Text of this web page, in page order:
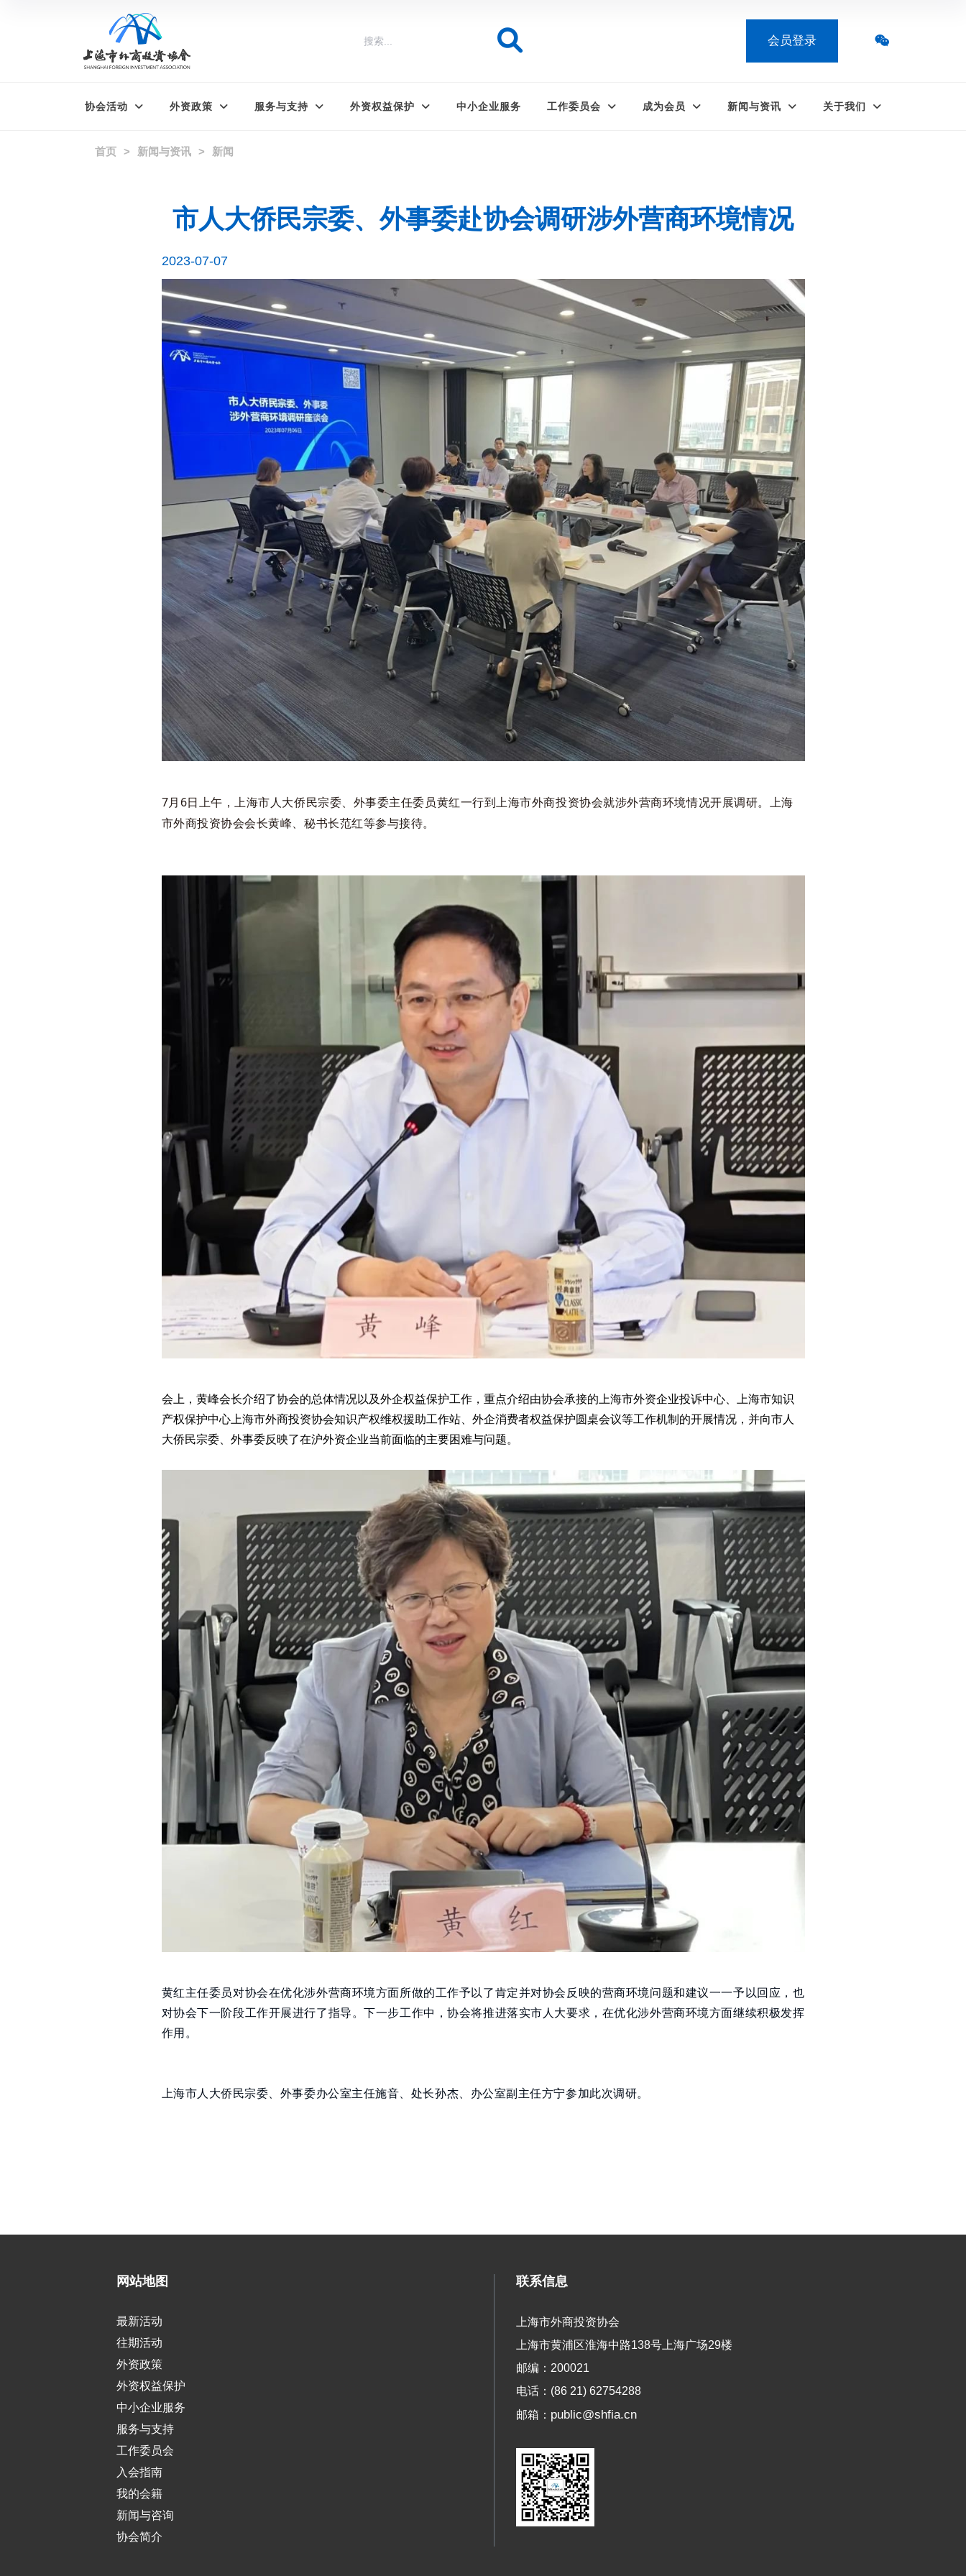
会员登录
协会活动 外资政策 服务与支持 外资权益保护 中小企业服务 工作委员会 成为会员 新闻与资讯 关于我们
首页 新闻与资讯 新闻
市人大侨民宗委、外事委赴协会调研涉外营商环境情况
2023-07-07
7月6日上午，上海市人大侨民宗委、外事委主任委员黄红一行到上海市外商投资协会就涉外营商环境情况开展调研。上海
市外商投资协会会长黄峰、秘书长范红等参与接待。
会上，黄峰会长介绍了协会的总体情况以及外企权益保护工作，重点介绍由协会承接的上海市外资企业投诉中心、上海市知识
产权保护中心上海市外商投资协会知识产权维权援助工作站、外企消费者权益保护圆桌会议等工作机制的开展情况，并向市人
大侨民宗委、外事委反映了在沪外资企业当前面临的主要困难与问题。
黄红主任委员对协会在优化涉外营商环境方面所做的工作予以了肯定并对协会反映的营商环境问题和建议一一予以回应，也
对协会下一阶段工作开展进行了指导。下一步工作中，协会将推进落实市人大要求，在优化涉外营商环境方面继续积极发挥
作用。
上海市人大侨民宗委、外事委办公室主任施音、处长孙杰、办公室副主任方宁参加此次调研。
网站地图
最新活动
往期活动
外资政策
外资权益保护
中小企业服务
服务与支持
工作委员会
入会指南
我的会籍
新闻与咨询
协会简介
联系信息
上海市外商投资协会
上海市黄浦区淮海中路138号上海广场29楼
邮编：200021
电话：(86 21) 62754288
邮箱： public@shfia.cn